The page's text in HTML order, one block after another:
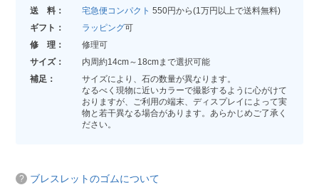
送 料：
宅急便コンパクト 550円から(1万円以上で送料無料)
ギフト：
ラッピング可
修 理：
修理可
サイズ：
内周約14cm～18cmまで選択可能
補足：
サイズにより、石の数量が異なります。
なるべく現物に近いカラーで撮影するように心がけて
おりますが、ご利用の端末、ディスプレイによって実
物と若干異なる場合があります。あらかじめご了承く
ださい。
ブレスレットのゴムについて